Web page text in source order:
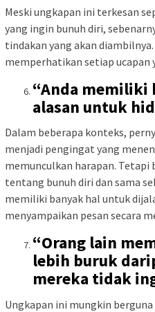
Meski ungkapan ini terkesan
yang ingin bunuh diri,
tindakan yang akan
memperhatikan setiap ucapan
“Anda memiliki
alasan untuk
Dalam beberapa konteks,
menjadi pengingat yang
memunculkan harapan. Tetapi
tentang bunuh diri dan sama
memiliki banyak hal untuk
menyampaikan pesan secara
“Orang lain
lebih buruk
mereka tidak
Ungkapan ini mungkin